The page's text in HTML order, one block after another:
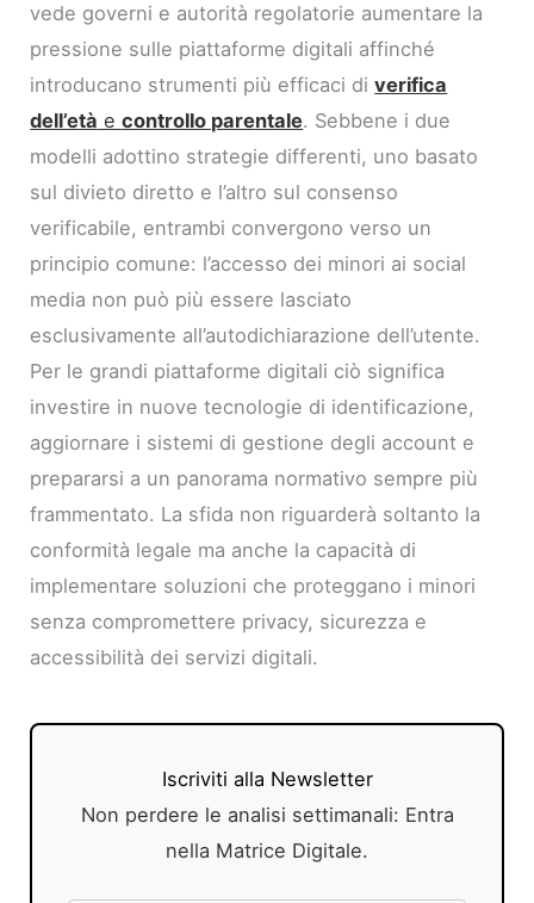
vede governi e autorità regolatorie aumentare la
pressione sulle piattaforme digitali affinché
introducano strumenti più efficaci diverifica
dell’età econtrollo parentale. Sebbene i due
modelli adottino strategie differenti, uno basato
sul divieto diretto e l’altro sul consenso
verificabile, entrambi convergono verso un
principio comune: l’accesso dei minori ai social
media non può più essere lasciato
esclusivamente all’autodichiarazione dell’utente.
Per le grandi piattaforme digitali ciò significa
investire in nuove tecnologie di identificazione,
aggiornare i sistemi di gestione degli account e
prepararsi a un panorama normativo sempre più
frammentato. La sfida non riguarderà soltanto la
conformità legale ma anche la capacità di
implementare soluzioni che proteggano i minori
senza compromettere privacy, sicurezza e
accessibilità dei servizi digitali.
Iscriviti alla Newsletter
Non perdere le analisi settimanali: Entra
nella Matrice Digitale.